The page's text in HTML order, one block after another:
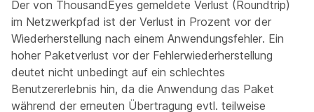
Der von ThousandEyes gemeldete Verlust (Roundtrip)
im Netzwerkpfad ist der Verlust in Prozent vor der
Wiederherstellung nach einem Anwendungsfehler. Ein
hoher Paketverlust vor der Fehlerwiederherstellung
deutet nicht unbedingt auf ein schlechtes
Benutzererlebnis hin, da die Anwendung das Paket
während der erneuten Übertragung evtl. teilweise